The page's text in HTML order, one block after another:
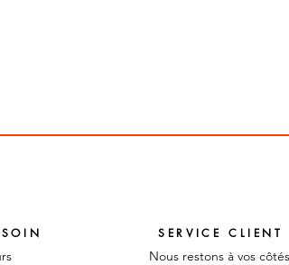
SERVICE CLIENT
Nous restons à vos côtés